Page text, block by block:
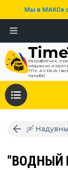
Мы в МАКСе
Разработчик,
надувных
ТПУ, AirDeck
палуба)
🛶
"ВОДНЫЙ